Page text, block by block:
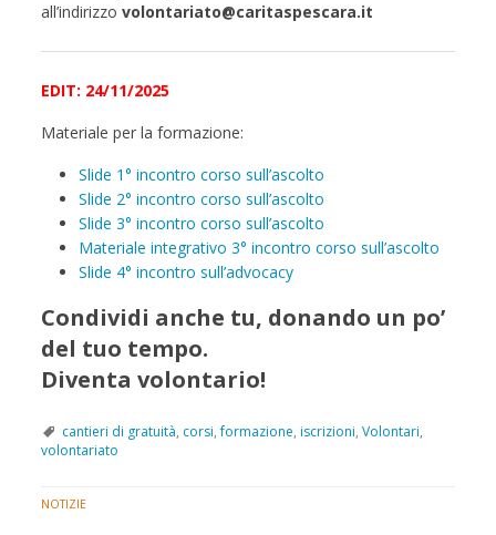
all’indirizzovolontariato@caritaspescara.it
EDIT: 24/11/2025
Materiale per la formazione:
Slide 1° incontro corso sull’ascolto
Slide 2° incontro corso sull’ascolto
Slide 3° incontro corso sull’ascolto
Materiale integrativo 3° incontro corso sull’ascolto
Slide 4° incontro sull’advocacy
Condividi anche tu, donando un po’
del tuo tempo.
Diventa volontario!
cantieri di gratuità, corsi,formazione,iscrizioni,Volontari,
volontariato
NOTIZIE